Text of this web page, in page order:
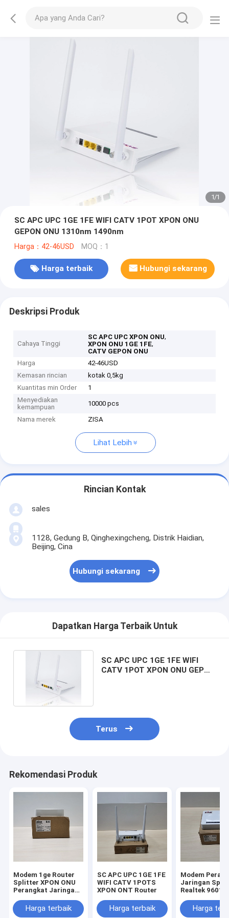
1/1
SC APC UPC 1GE 1FE WIFI CATV 1POT XPON ONU
GEPON ONU 1310nm 1490nm
Harga：42-46USD MOQ：1
Harga terbaik Hubungi sekarang
Deskripsi Produk
Cahaya Tinggi
SC APC UPC XPON ONU,
XPON ONU 1GE 1FE,
CATV GEPON ONU
Harga
42-46USD
Kemasan rincian
kotak 0,5kg
Kuantitas min Order
1
Menyediakan
kemampuan
10000 pcs
Nama merek ZISA
Lihat Lebih
Rincian Kontak
sales
1128, Gedung B, Qinghexingcheng, Distrik Haidian,
Beijing, Cina
Hubungi sekarang
Dapatkan Harga Terbaik Untuk
SC APC UPC 1GE 1FE WIFI
CATV 1POT XPON ONU GEPON
Terus
Rekomendasi Produk
Modem 1ge Router
Splitter XPON ONU
Perangkat Jaringan
Harga terbaik
SC APC UPC 1GE 1FE
WIFI CATV 1POTS
XPON ONT Router
Harga terbaik
Modem
Jaringan
Realtek 9601D
Harga